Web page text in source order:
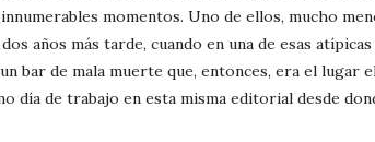
momentos. Uno de ellos, mucho
años más tarde, cuando en una de esas
bar de mala muerte que, entonces, era el lugar
día de trabajo en esta misma editorial desde